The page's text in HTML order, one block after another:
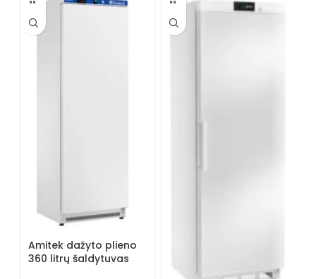
Amitek dažyto plieno
360 litrų šaldytuvas